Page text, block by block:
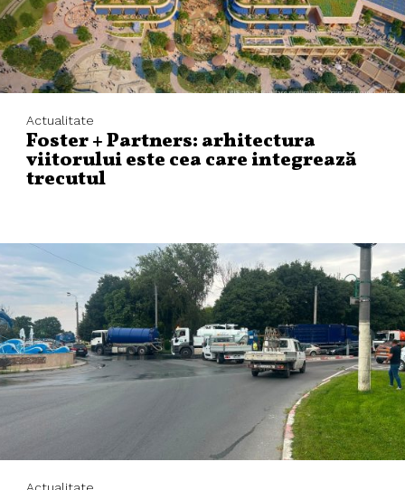
Actualitate
Foster + Partners: arhitectura
viitorului este cea care integrează
trecutul